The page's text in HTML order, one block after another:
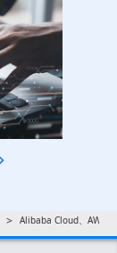
Alibaba Cloud、AWS